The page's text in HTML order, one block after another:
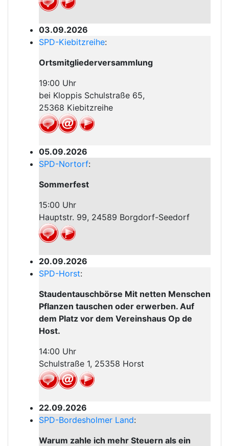
03.09.2026
SPD-Kiebitzreihe:
Ortsmitgliederversammlung
19:00 Uhr
bei Kloppis Schulstraße 65,
25368 Kiebitzreihe
05.09.2026
SPD-Nortorf:
Sommerfest
15:00 Uhr
Hauptstr. 99, 24589 Borgdorf-Seedorf
20.09.2026
SPD-Horst:
Staudentauschbörse Mit netten Menschen
Pflanzen tauschen oder erwerben. Auf
dem Platz vor dem Vereinshaus Op de
Host.
14:00 Uhr
Schulstraße 1, 25358 Horst
22.09.2026
SPD-Bordesholmer Land:
Warum zahle ich mehr Steuern als ein